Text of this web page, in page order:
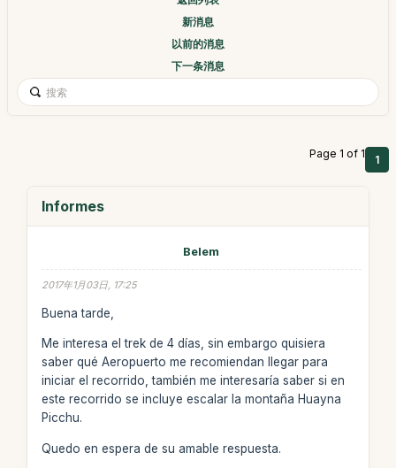
新消息
以前的消息
下一条消息
Page 1 of 1 1
Informes
Belem
2017年1月03日, 17:25
Buena tarde,
Me interesa el trek de 4 días, sin embargo quisiera
saber qué Aeropuerto me recomiendan llegar para
iniciar el recorrido, también me interesaría saber si en
este recorrido se incluye escalar la montaña Huayna
Picchu.
Quedo en espera de su amable respuesta.